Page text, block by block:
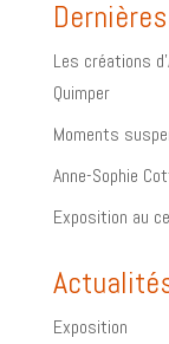
Les créations
Quimper
Moments
Anne-Sophie
Exposition au
Exposition